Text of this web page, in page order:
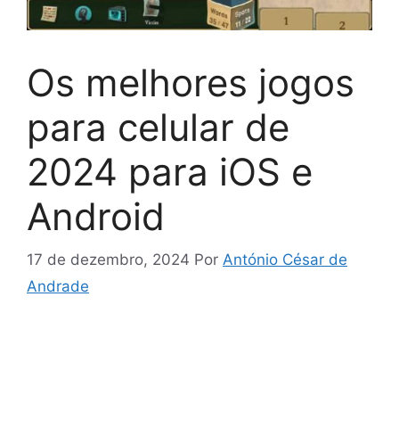
Os melhores jogos
para celular de
2024 para iOS e
Android
17 de dezembro, 2024 Por António César de
Andrade